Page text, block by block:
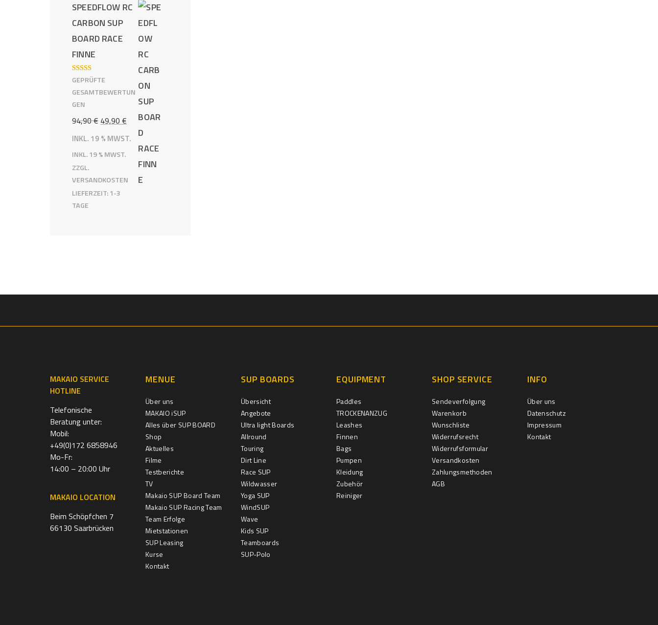
SPEEDFLOW RC
CARBON SUP
BOARD RACE
FINNE
BEWERTE
VON 5
GEPRÜFTE
GESAMTBEWERTUN
GEN
94,90€ URSPRÜNGLICHER
PREIS
WAR:
49,90 € AKTUELLER
PREIS
IST:
INKL. 19 % MWST.
INKL. 19 % MWST.
ZZGL.
VERSANDKOSTEN
LIEFERZEIT:1-3
TAGE
MAKAIO SERVICE
HOTLINE
Telefonische
Beratung unter:
Mobil:
+49(0)172 6858946
Mo-Fr:
14:00 – 20:00 Uhr
MAKAIO LOCATION
Beim Schöpfchen 7
66130 Saarbrücken
MENUE
Über uns
MAKAIO iSUP
Alles über SUP BOARD
Shop
Aktuelles
Filme
Testberichte
TV
Makaio SUP Board Team
Makaio SUP Racing Team
Team Erfolge
Mietstationen
SUP Leasing
Kurse
Kontakt
SUP BOARDS
Übersicht
Angebote
Ultra light Boards
Allround
Touring
Dirt Line
Race SUP
Wildwasser
Yoga SUP
WindSUP
Wave
Kids SUP
Teamboards
SUP-Polo
EQUIPMENT
Paddles
TROCKENANZUG
Leashes
Finnen
Bags
Pumpen
Kleidung
Zubehör
Reiniger
SHOP SERVICE
Sendeverfolgung
Warenkorb
Wunschliste
Widerrufsrecht
Widerrufsformular
Versandkosten
Zahlungsmethoden
AGB
INFO
Über uns
Datenschutz
Impressum
Kontakt